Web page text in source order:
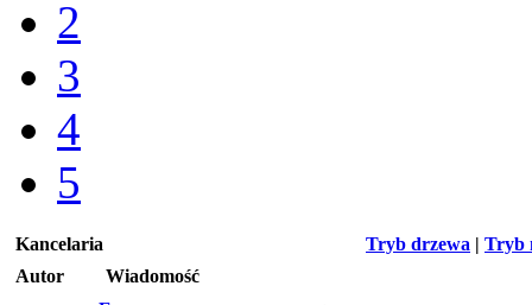
2
3
4
5
Tryb drzewa | Tryb
Kancelaria
Autor
Wiadomość